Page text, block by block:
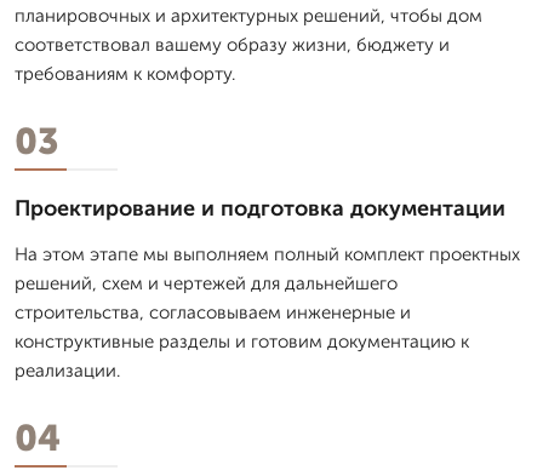
планировочных и архитектурных решений, чтобы дом
соответствовал вашему образу жизни, бюджету и
требованиям к комфорту.
03
Проектирование и подготовка документации
На этом этапе мы выполняем полный комплект проектных
решений, схем и чертежей для дальнейшего
строительства, согласовываем инженерные и
конструктивные разделы и готовим документацию к
реализации.
04